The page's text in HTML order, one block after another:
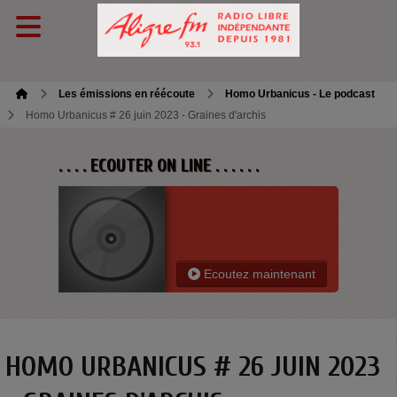
Les émissions en réécoute
Homo Urbanicus - Le podcast
Homo Urbanicus # 26 juin 2023 - Graines d'archis
. . . . ECOUTER ON LINE . . . . . .
Ecoutez maintenant
HOMO URBANICUS # 26 JUIN 2023